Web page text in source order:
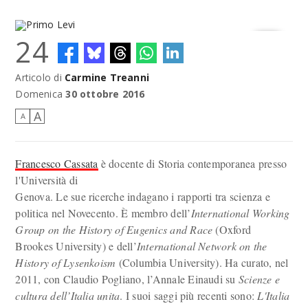
24
Articolo di Carmine Treanni
Domenica 30 ottobre 2016
A A
Francesco Cassata è docente di Storia contemporanea presso
l'Università di
Genova. Le sue ricerche indagano i rapporti tra scienza e
politica nel Novecento. È membro dell’International Working
Group on the History of Eugenics and Race(Oxford
Brookes University) e dell’International Network on the
History of Lysenkoism (Columbia University). Ha curato, nel
2011, con Claudio Pogliano, l’Annale Einaudi su Scienze e
cultura dell’Italia unita. I suoi saggi più recenti sono: L'Italia